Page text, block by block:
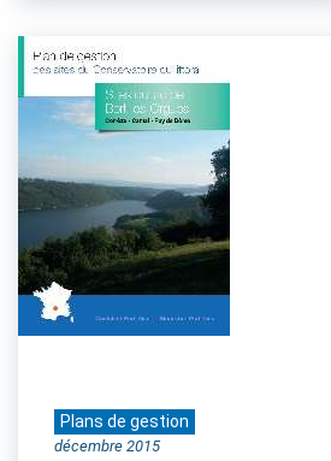
Plans de gestion
décembre 2015